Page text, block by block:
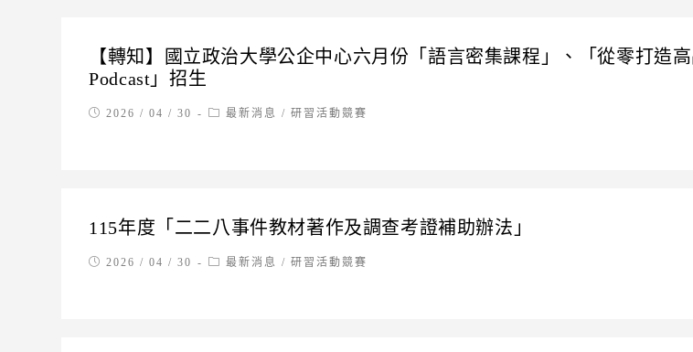
【轉知】國立政治大學公企中心六月份「語言密集課程」、「從零打造
Podcast」招生
Post2026 / 04 / 30
Post最新消息 / 研習活動競賽
115年度「二二八事件教材著作及調查考證補助辦法」
Post2026 / 04 / 30
Post最新消息 / 研習活動競賽